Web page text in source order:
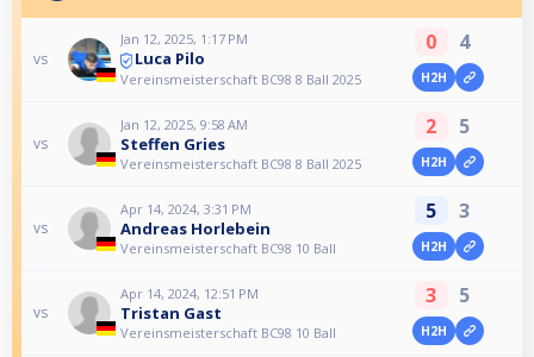
vs
Jan 12, 2025, 1:17 PM
Luca Pilo
Vereinsmeisterschaft BC98 8 Ball 2025
0 4
H2H
vs
Jan 12, 2025, 9:58 AM
Steffen Gries
Vereinsmeisterschaft BC98 8 Ball 2025
2 5
H2H
vs
Apr 14, 2024, 3:31 PM
Andreas Horlebein
Vereinsmeisterschaft BC98 10 Ball
5 3
H2H
vs
Apr 14, 2024, 12:51 PM
Tristan Gast
Vereinsmeisterschaft BC98 10 Ball
3 5
H2H